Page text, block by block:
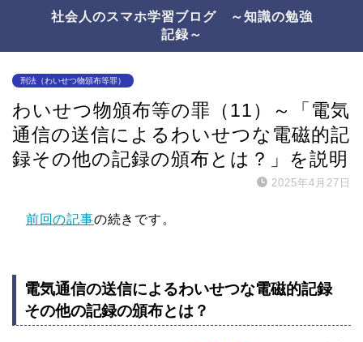
社会人のスマホ学習ブログ ～知識の勉強
記録～
刑法（わいせつ物頒布等罪）
わいせつ物頒布等の罪（11）～「電気
通信の送信によるわいせつな電磁的記
録その他の記録の頒布とは？」を説明
2025年4月27日
前回の記事の続きです。
電気通信の送信によるわいせつな電磁的記録
その他の記録の頒布とは？